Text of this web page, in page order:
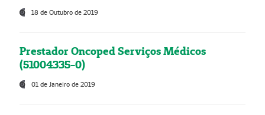
18 de Outubro de 2019
Prestador Oncoped Serviços Médicos
(51004335-0)
01 de Janeiro de 2019